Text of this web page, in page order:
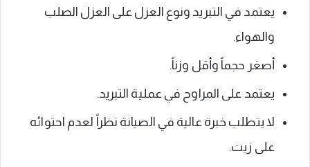
يعتمد في التبريد ونوع العزل على العزل الصلب
والهواء.
أصغر حجماً وأقل وزناً.
يعتمد على المراوح في عملية التبريد.
لا يتطلب خبرة عالية في الصيانة نظراً لعدم احتوائه
على زيت.